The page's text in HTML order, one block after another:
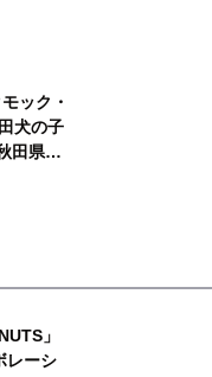
ック・
犬の子
田県内
」
レーシ